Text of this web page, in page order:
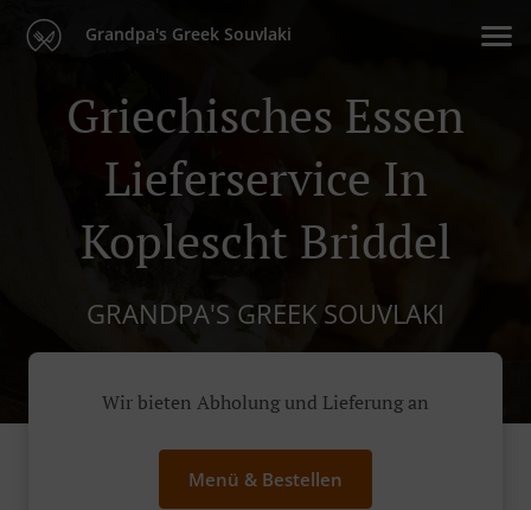
Grandpa's Greek Souvlaki
Griechisches Essen
Lieferservice In
Koplescht Briddel
GRANDPA'S GREEK SOUVLAKI
Wir bieten Abholung und Lieferung an
Menü & Bestellen